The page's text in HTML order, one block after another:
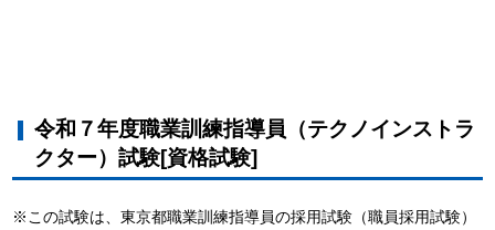
令和７年度職業訓練指導員（テクノインストラ
クター）試験[資格試験]
※この試験は、東京都職業訓練指導員の採用試験（職員採用試験）